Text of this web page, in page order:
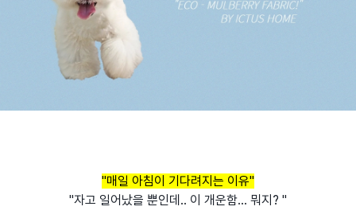
"매일 아침이 기다려지는 이유"
"자고 일어났을 뿐인데.. 이 개운함... 뭐지? "